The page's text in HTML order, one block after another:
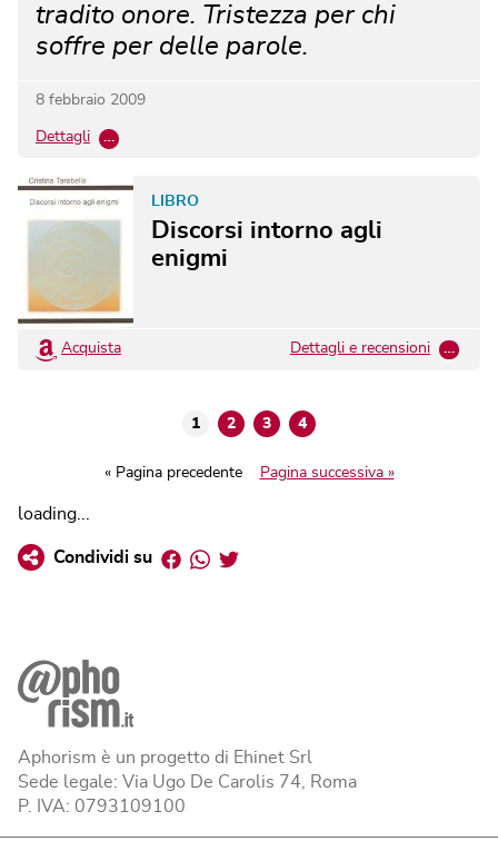
tradito onore. Tristezza per chi
soffre per delle parole.
8 febbraio 2009
Dettagli …
Discorsi intorno agli
enigmi
LIBRO
Acquista Dettagli e recensioni …
1 2 3 4
« Pagina precedente Pagina successiva »
loading...
Condividi su Facebook
Whatsapp
Twitter
Aphorism è un progetto di Ehinet Srl
Sede legale: Via Ugo De Carolis 74, Roma
P. IVA: 0793109100